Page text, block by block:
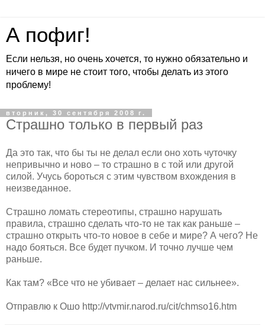
А пофиг!
Если нельзя, но очень хочется, то нужно обязательно и
ничего в мире не стоит того, чтобы делать из этого
проблему!
вторник, 30 сентября 2008 г.
Страшно только в первый раз
Да это так, что бы ты не делал если оно хоть чуточку
непривычно и ново – то страшно в с той или другой
силой. Учусь бороться с этим чувством вхождения в
неизведанное.
Страшно ломать стереотипы, страшно нарушать
правила, страшно сделать что-то не так как раньше –
страшно открыть что-то новое в себе и мире? А чего? Не
надо бояться. Все будет пучком. И точно лучше чем
раньше.
Как там? «Все что не убивает – делает нас сильнее».
Отправлю к Ошо http://vtvmir.narod.ru/cit/chmso16.htm